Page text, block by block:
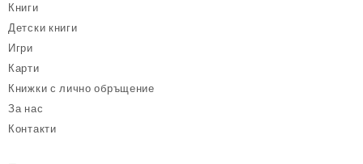
Книги
Детски книги
Игри
Карти
Книжки с лично обръщение
За нас
Контакти